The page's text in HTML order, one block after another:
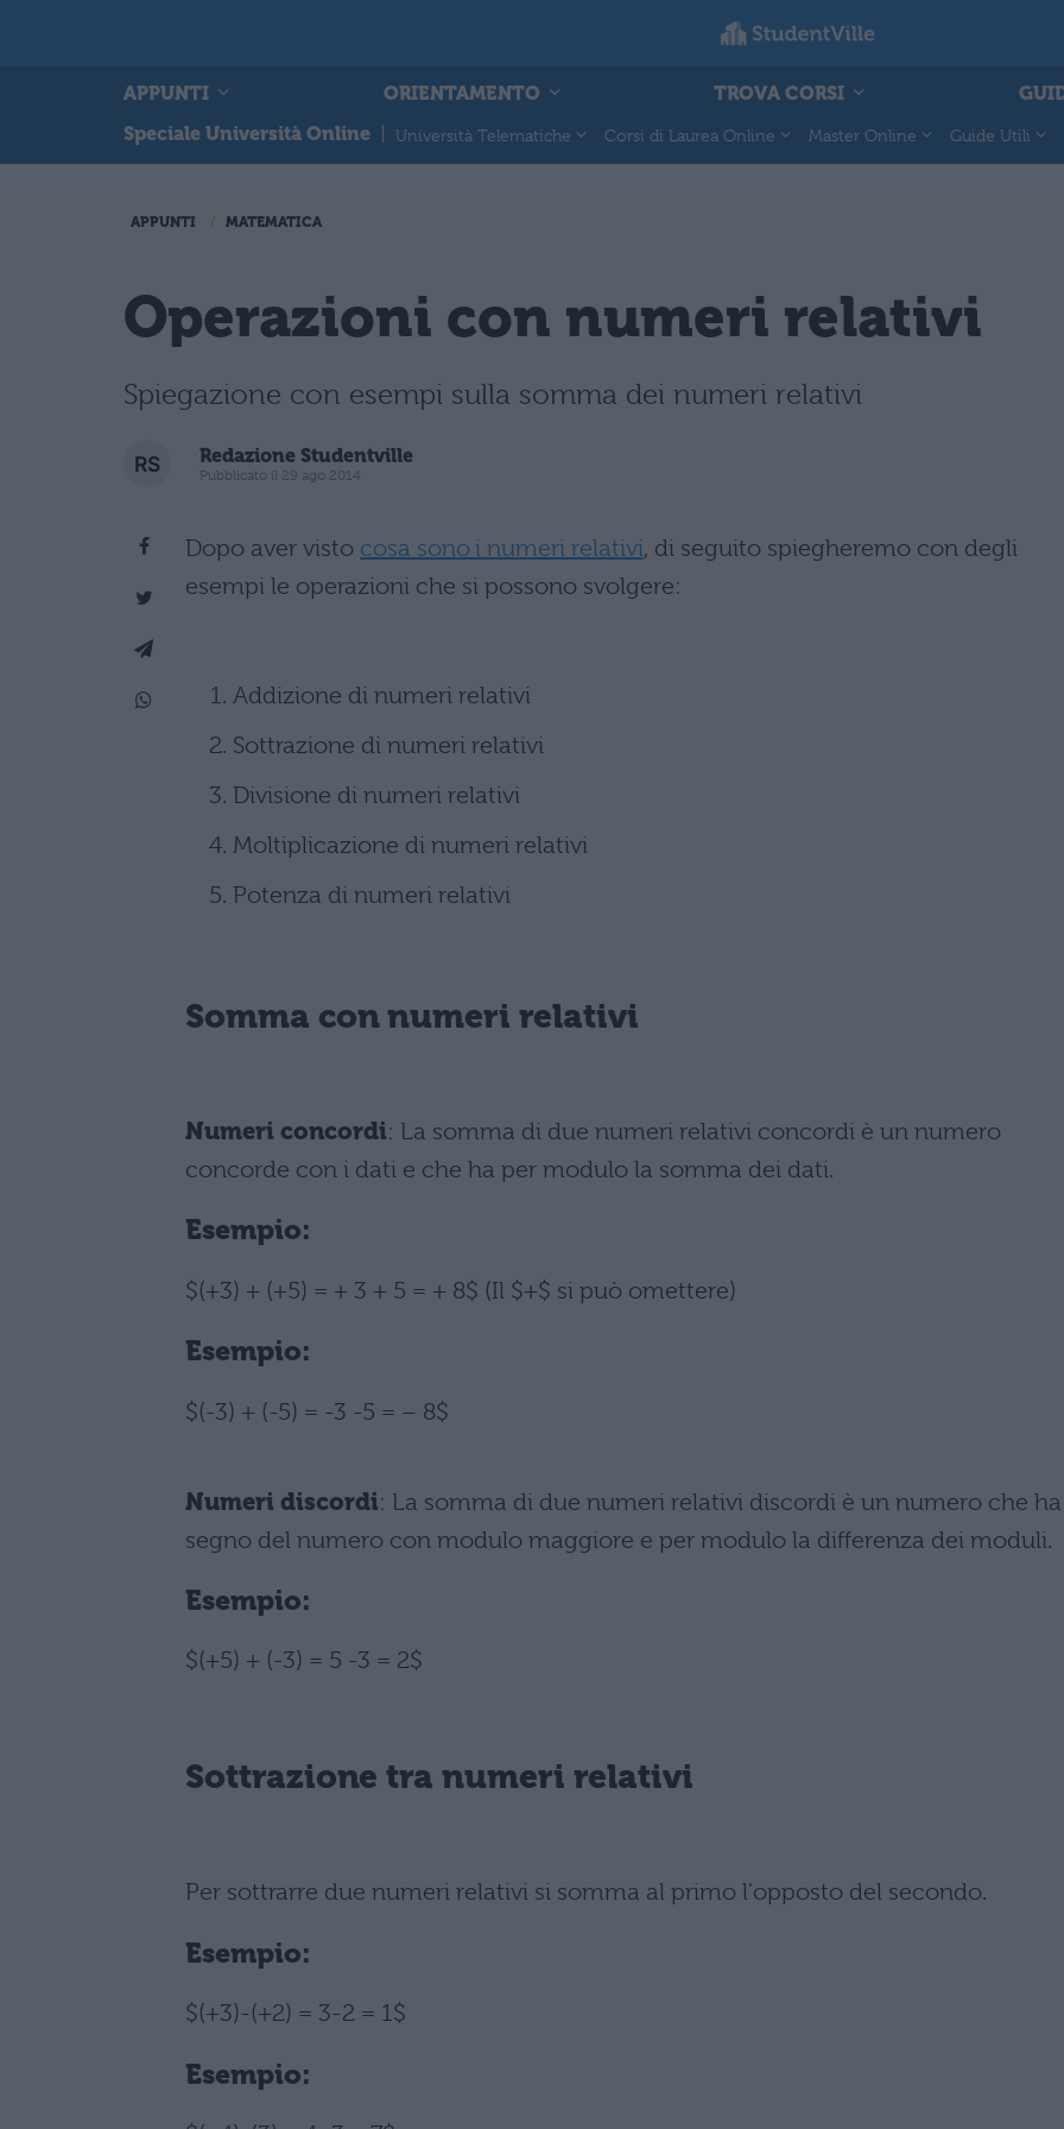
APPUNTI ORIENTAMENTO TROVA CORSI
Speciale Università Online
Università Telematiche Corsi di Laurea Online Master Online Guide Utili
APPUNTI MATEMATICA
Operazioni con numeri relativi
Spiegazione con esempi sulla somma dei numeri relativi
Redazione Studentville
Pubblicato il 29 ago 2014
Dopo aver visto cosa sono i numeri relativi, di seguito spiegheremo con degli
esempi le operazioni che si possono svolgere:
Addizione di numeri relativi
Sottrazione di numeri relativi
Divisione di numeri relativi
Moltiplicazione di numeri relativi
Potenza di numeri relativi
Somma con numeri relativi
Numeri concordi: La somma di due numeri relativi concordi è un numero
concorde con i dati e che ha per modulo la somma dei dati.
Esempio:
$(+3) + (+5) = + 3 + 5 = + 8$ (Il $+$ si può omettere)
Esempio:
$(-3) + (-5) = -3 -5 = – 8$
Numeri discordi: La somma di due numeri relativi discordi è un numero che
segno del numero con modulo maggiore e per modulo la differenza dei moduli.
Esempio:
$(+5) + (-3) = 5 -3 = 2$
Sottrazione tra numeri relativi
Per sottrarre due numeri relativi si somma al primo l'opposto del secondo.
Esempio:
$(+3)-(+2) = 3-2 = 1$
Esempio: